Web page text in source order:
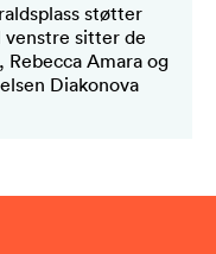
støtter
venstre sitter de
Amara og
Diakonova